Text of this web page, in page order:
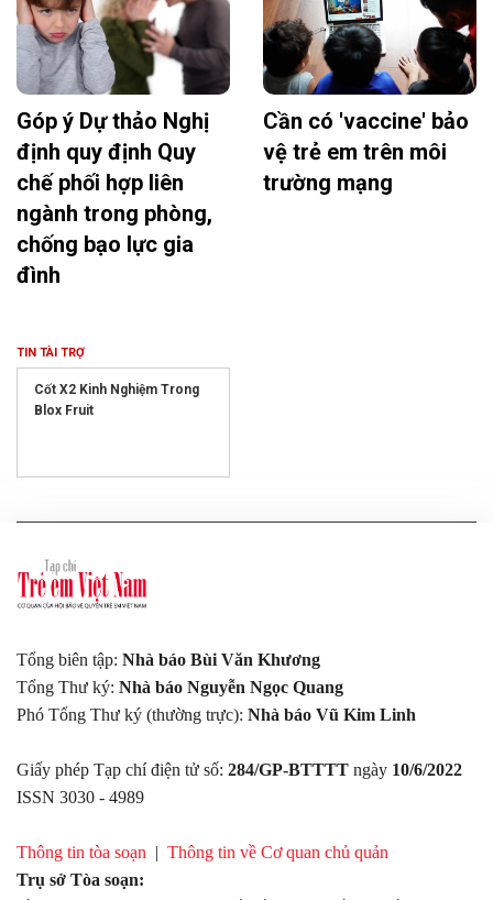
Góp ý Dự thảo Nghị
định quy định Quy
chế phối hợp liên
ngành trong phòng,
chống bạo lực gia
đình
Cần có 'vaccine' bảo
vệ trẻ em trên môi
trường mạng
TIN TÀI TRỢ
Cốt X2 Kinh Nghiệm Trong
Blox Fruit
Tổng biên tập: Nhà báo Bùi Văn Khương
Tổng Thư ký: Nhà báo Nguyễn Ngọc Quang
Phó Tổng Thư ký (thường trực): Nhà báo Vũ Kim Linh
Giấy phép Tạp chí điện tử số: 284/GP-BTTTT ngày 10/6/2022
ISSN 3030 - 4989
Thông tin tòa soạn | Thông tin về Cơ quan chủ quản
Trụ sở Tòa soạn: